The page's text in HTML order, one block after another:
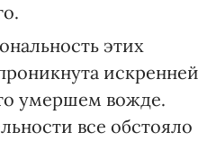
этих
искренней
умершем вожде.
все обстояло